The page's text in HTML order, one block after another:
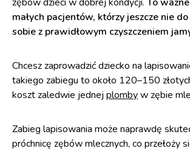
małych pacjentów, którzy jeszcze nie
sobie z prawidłowym czyszczeniem
Chcesz zaprowadzić dziecko na
takiego zabiegu to około 120–150
koszt zaledwie jednej plombyw zębie
Zabieg lapisowania może naprawdę
próchnicę zębów mlecznych, co przełoży